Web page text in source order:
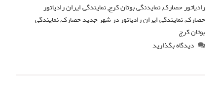
رادیاتور حصارک,نمایدنگی بوتان کرج,نمایندگی ایران رادیاتور
حصارک,نمایندگی ایران رادیاتور در شهر جدید حصارک,نمایندگی
بوتان کرج
دیدگاه بگذارید